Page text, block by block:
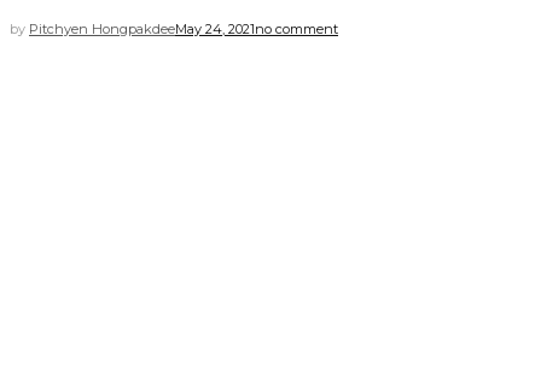
by Pitchyen HongpakdeeMay 24, 2021no comment